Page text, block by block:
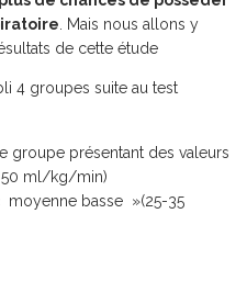
. Mais nous allons y
de cette étude
4 groupes suite au test
groupe présentant des valeurs
50 ml/kg/min)
basse »(25-35